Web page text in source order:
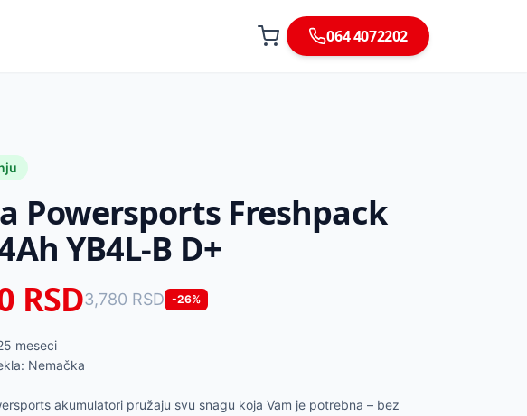
064 4072202
Powersports Freshpack
YB4L-B D+
RSD3,780RSD -26%
meseci
Nemačka
akumulatori pružaju svu snagu koja Vam je potrebna – bez